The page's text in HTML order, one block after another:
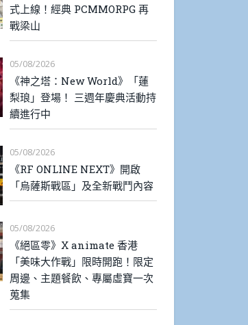
式上線！經典 PCMMORPG 再
戰梁山
05/08/2026
《神之塔：New World》「蓮
梨琅」登場！ 三週年慶典活動持
續進行中
05/08/2026
《RF ONLINE NEXT》開啟
「烏薩斯戰區」及全新戰鬥內容
05/08/2026
《絕區零》X animate 香港
「美味大作戰」限時開跑！限定
周邊、主題餐飲、專屬虛寶一次
蒐集